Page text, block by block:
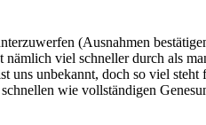
(Ausnahmen
viel schneller durch als
unbekannt, doch so viel
wie vollständigen